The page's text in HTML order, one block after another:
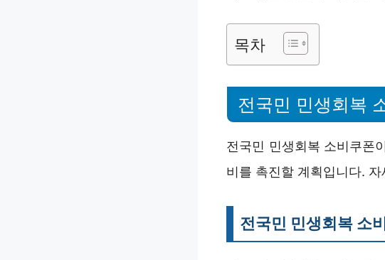
목차
전국민 민생회복
전국민 민생회복 소비쿠폰
비를 촉진할 계획입니다.
전국민 민생회복 소